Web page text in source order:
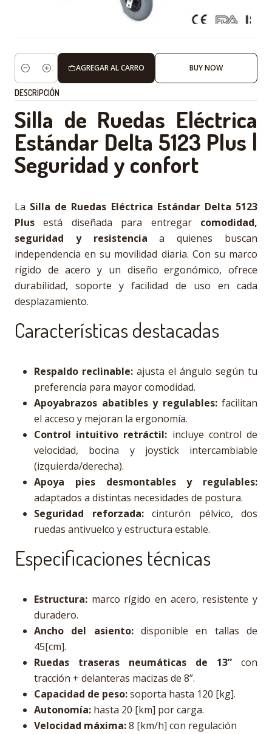
Cantidad
AGREGAR AL CARRO BUY NOW
DESCRIPCIÓN
Silla de Ruedas Eléctrica
Estándar Delta 5123 Plus |
Seguridad y confort
La Silla de Ruedas Eléctrica Estándar Delta 5123
Plus está diseñada para entregar comodidad,
seguridad y resistencia a quienes buscan
independencia en su movilidad diaria. Con su marco
rígido de acero y un diseño ergonómico, ofrece
durabilidad, soporte y facilidad de uso en cada
desplazamiento.
Características destacadas
Respaldo reclinable: ajusta el ángulo según tu
preferencia para mayor comodidad.
Apoyabrazos abatibles y regulables:facilitan
el acceso y mejoran la ergonomía.
Control intuitivo retráctil: incluye control de
velocidad, bocina y joystick intercambiable
(izquierda/derecha).
Apoya pies desmontables y regulables:
adaptados a distintas necesidades de postura.
Seguridad reforzada:cinturón pélvico, dos
ruedas antivuelco y estructura estable.
Especificaciones técnicas
Estructura: marco rígido en acero, resistente y
duradero.
Ancho del asiento:disponible en tallas de
45[cm].
Ruedas traseras neumáticas de 13” con
tracción + delanteras macizas de 8”.
Capacidad de peso:soporta hasta 120 [kg].
Autonomía: hasta 20 [km] por carga.
Velocidad máxima:8 [km/h] con regulación